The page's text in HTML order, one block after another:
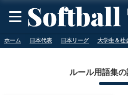
ホーム 日本代表 日本リーグ 大学生＆社
ルール用語集